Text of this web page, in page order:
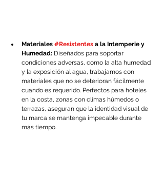
Materiales #Resistentes a la Intemperie y
Humedad: Diseñados para soportar
condiciones adversas, como la alta humedad
y la exposición al agua, trabajamos con
materiales que no se deterioran fácilmente
cuando es requerido. Perfectos para hoteles
en la costa, zonas con climas húmedos o
terrazas, aseguran que la identidad visual de
tu marca se mantenga impecable durante
más tiempo.